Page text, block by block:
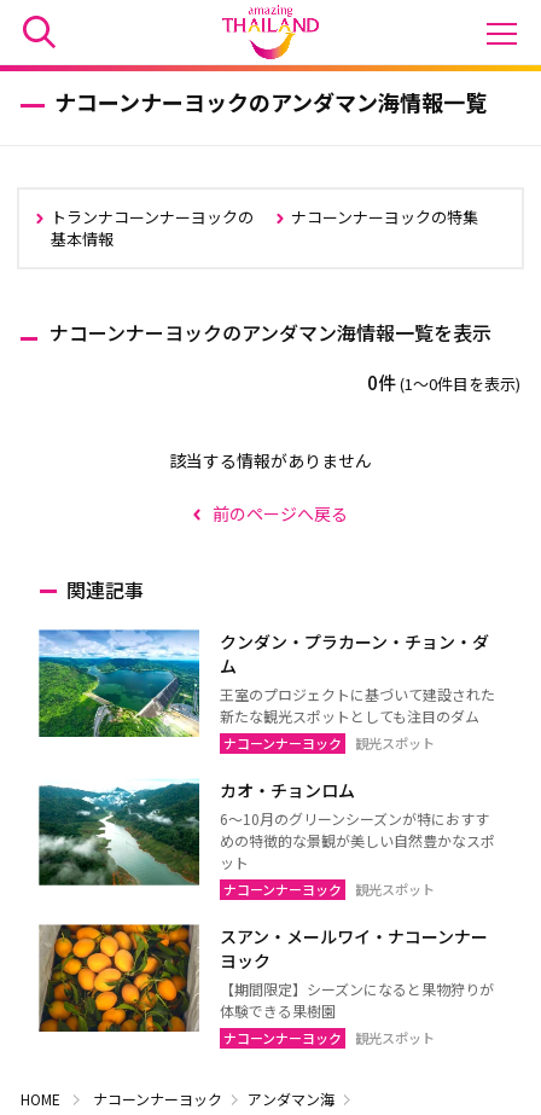
ナコーンナーヨックのアンダマン海情報一覧
トランナコーンナーヨックの
基本情報
ナコーンナーヨックの特集
ナコーンナーヨックのアンダマン海情報一覧を表示
0件(1〜0件目を表示)
該当する情報がありません
前のページへ戻る
関連記事
クンダン・プラカーン・チョン・ダ
ム
王室のプロジェクトに基づいて建設された
新たな観光スポットとしても注目のダム
ナコーンナーヨック 観光スポット
カオ・チョンロム
6～10月のグリーンシーズンが特におすす
めの特徴的な景観が美しい自然豊かなスポ
ット
ナコーンナーヨック 観光スポット
スアン・メールワイ・ナコーンナー
ヨック
【期間限定】シーズンになると果物狩りが
体験できる果樹園
ナコーンナーヨック 観光スポット
HOME ナコーンナーヨック
アンダマン海